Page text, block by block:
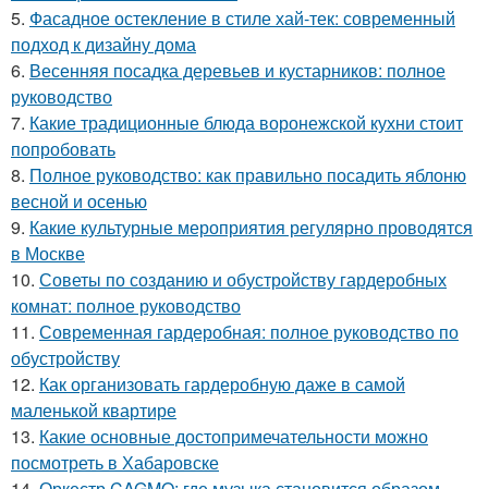
5. Фасадное остекление в стиле хай-тек: современный
подход к дизайну дома
6. Весенняя посадка деревьев и кустарников: полное
руководство
7. Какие традиционные блюда воронежской кухни стоит
попробовать
8. Полное руководство: как правильно посадить яблоню
весной и осенью
9. Какие культурные мероприятия регулярно проводятся
в Москве
10. Советы по созданию и обустройству гардеробных
комнат: полное руководство
11. Современная гардеробная: полное руководство по
обустройству
12. Как организовать гардеробную даже в самой
маленькой квартире
13. Какие основные достопримечательности можно
посмотреть в Хабаровске